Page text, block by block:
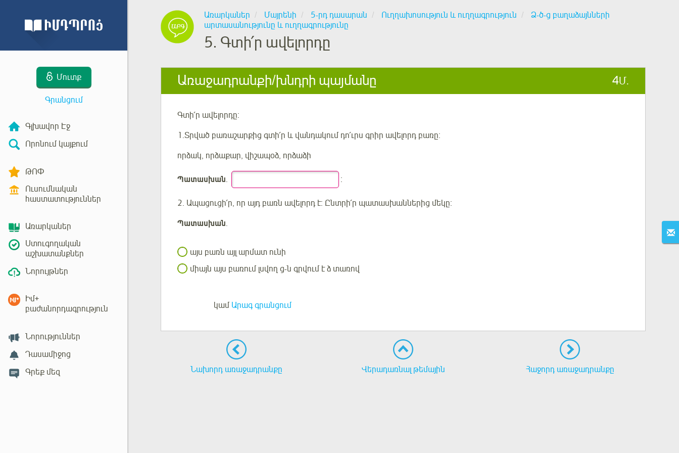
Մուտք
Գրանցում
Գլխավոր Էջ
Որոնում կայքում
ԹՈՓ
Ուսումնական
հաստատություններ
Առարկաներ
Ստուգողական
աշխատանքներ
Նորույթներ
Իմ+
բաժանորդագրություն
Նորություններ
Դասամիջոց
Գրեք մեզ
Առարկաներ Մայրենի 5-րդ դասարան Ուղղախոսություն և ուղղագրություն
Ձ-ծ-ց բաղաձայնների
արտասանությունը և ուղղագրությունը
5. Գտի՛ր ավելորդը
Առաջադրանքի/խնդրի պայմանը 4Մ.
Գտի՛ր ավելորդը:
1.Տրված բառաշարքից գտի՛ր և վանդակում դո՛ւրս գրիր ավելորդ բառը:
որձակ, որձաքար, վիշապօձ, որձաձի
Պատասխան. :
2. Ապացուցի՛ր, որ այդ բառն ավելորդ է: Ընտրի՛ր պատասխաններից մեկը:
Պատասխան.
այս բառն այլ արմատ ունի
միայն այս բառում լսվող ց-ն գրվում է ձ տառով
կամ Արագ գրանցում
Նախորդ առաջադրանքը Վերադառնալ թեմային Հաջորդ առաջադրանքը